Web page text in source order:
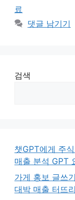
료
댓글 남기기
검색
챗GPT에게 주
매출 분석 GPT
가게 홍보 글쓰
대박 매출 터뜨